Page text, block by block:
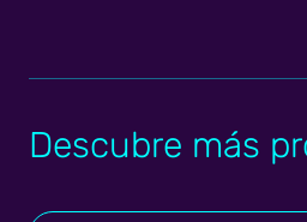
Descubre más